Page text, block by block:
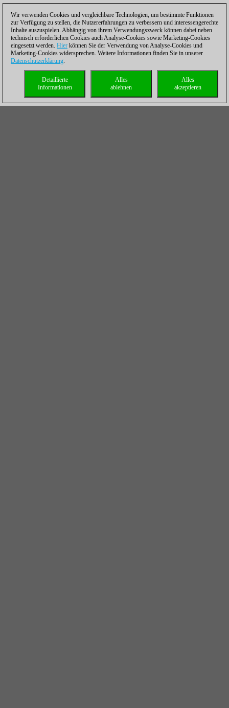
Wir verwenden Cookies und vergleichbare Technologien, um bestimmte Funktionen
zur Verfügung zu stellen, die Nutzererfahrungen zu verbessern und interessengerechte
Inhalte auszuspielen. Abhängig von ihrem Verwendungszweck können dabei neben
technisch erforderlichen Cookies auch Analyse-Cookies sowie Marketing-Cookies
eingesetzt werden. Hier können Sie der Verwendung von Analyse-Cookies und
Marketing-Cookies widersprechen. Weitere Informationen finden Sie in unserer
Datenschutzerklärung.
Alles
akzeptieren
Alles
ablehnen
Detaillierte
Informationen